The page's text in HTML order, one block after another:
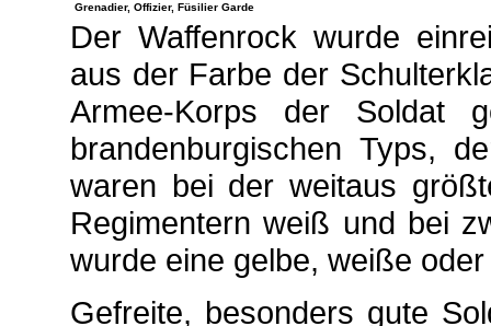
Grenadier, Offizier, Füsilier Garde
Der Waffenrock wurde
aus der Farbe der
Armee-Korps der Soldat
brandenburgischen Typs,
waren bei der weitaus
Regimentern weiß und bei
wurde eine gelbe, weiße
Gefreite, besonders gute